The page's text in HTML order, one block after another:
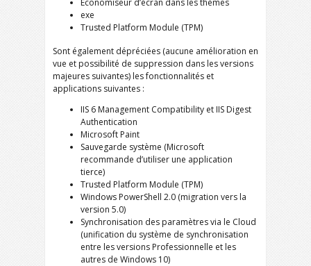
Economiseur d’écran dans les thèmes
exe
Trusted Platform Module (TPM)
Sont également dépréciées (aucune amélioration en
vue et possibilité de suppression dans les versions
majeures suivantes) les fonctionnalités et
applications suivantes :
IIS 6 Management Compatibility et IIS Digest
Authentication
Microsoft Paint
Sauvegarde système (Microsoft
recommande d’utiliser une application
tierce)
Trusted Platform Module (TPM)
Windows PowerShell 2.0 (migration vers la
version 5.0)
Synchronisation des paramètres via le Cloud
(unification du système de synchronisation
entre les versions Professionnelle et les
autres de Windows 10)